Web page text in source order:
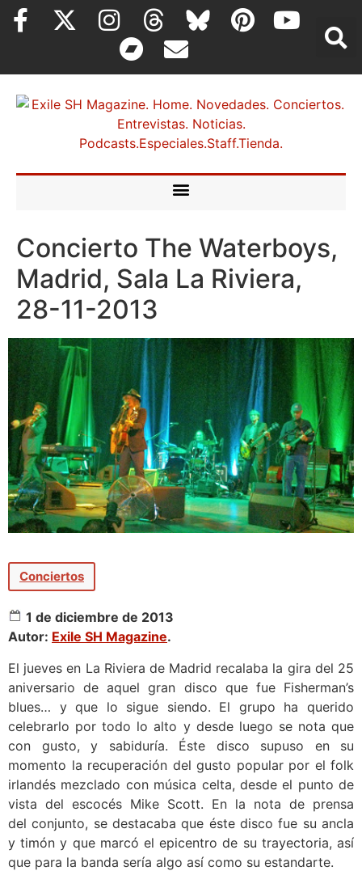
Concierto The Waterboys,
Madrid, Sala La Riviera,
28-11-2013
Conciertos
1 de diciembre de 2013
Autor: Exile SH Magazine.
El jueves en La Riviera de Madrid recalaba la gira del 25
aniversario de aquel gran disco que fue Fisherman’s
blues… y que lo sigue siendo. El grupo ha querido
celebrarlo por todo lo alto y desde luego se nota que
con gusto, y sabiduría. Éste disco supuso en su
momento la recuperación del gusto popular por el folk
irlandés mezclado con música celta, desde el punto de
vista del escocés Mike Scott. En la nota de prensa
del conjunto, se destacaba que éste disco fue su ancla
y timón y que marcó el epicentro de su trayectoria, así
que para la banda sería algo así como su estandarte.